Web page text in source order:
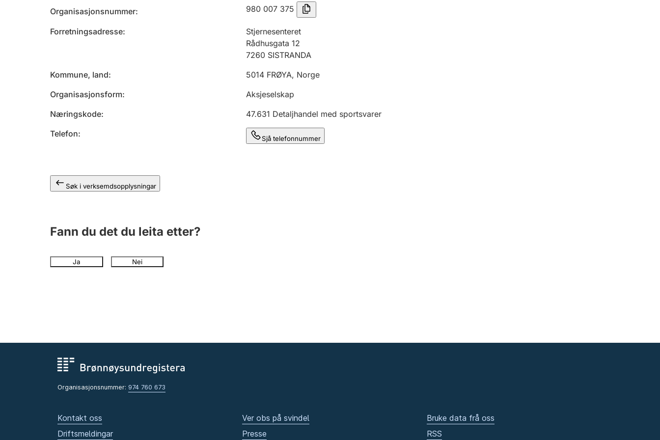
Organisasjonsnummer 980 007 375
Forretningsadresse
Stjernesenteret
Rådhusgata 12
7260 SISTRANDA
Kommune, land
5014 FRØYA, Norge
Organisasjonsform
Aksjeselskap
Næringskode
47.631 Detaljhandel med sportsvarer
Telefon
Sjå telefonnummer
Søk i verksemdsopplysningar
Fann du det du leita etter?
Ja Nei
Organisasjonsnummer: 974 760 673
Kontakt oss
Driftsmeldingar
Ver obs på svindel
Presse
Bruke data frå oss
RSS